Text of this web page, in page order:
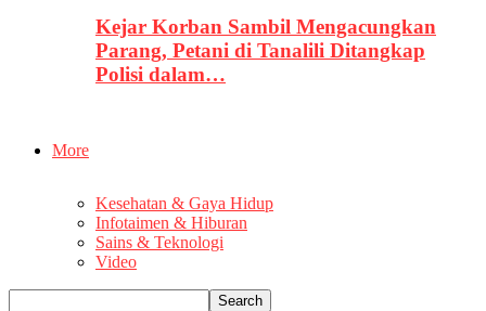
Kejar Korban Sambil Mengacungkan
Parang, Petani di Tanalili Ditangkap
Polisi dalam…
More
Kesehatan & Gaya Hidup
Infotaimen & Hiburan
Sains & Teknologi
Video